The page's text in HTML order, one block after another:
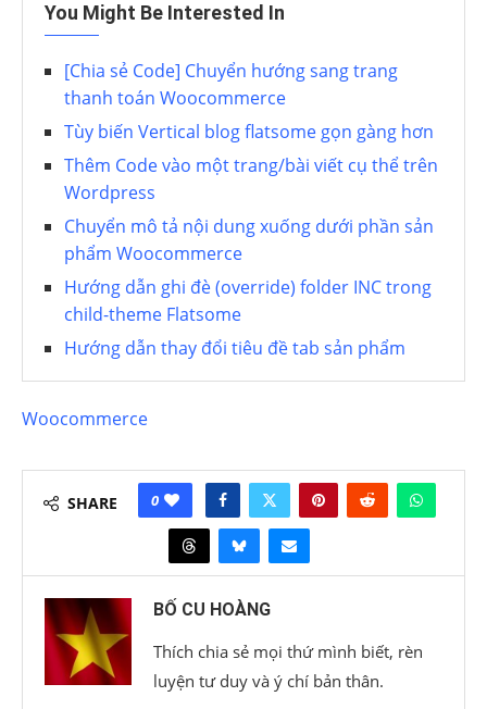
You Might Be Interested In
[Chia sẻ Code] Chuyển hướng sang trang
thanh toán Woocommerce
Tùy biến Vertical blog flatsome gọn gàng hơn
Thêm Code vào một trang/bài viết cụ thể trên
Wordpress
Chuyển mô tả nội dung xuống dưới phần sản
phẩm Woocommerce
Hướng dẫn ghi đè (override) folder INC trong
child-theme Flatsome
Hướng dẫn thay đổi tiêu đề tab sản phẩm
Woocommerce
SHARE 0
BỐ CU HOÀNG
Thích chia sẻ mọi thứ mình biết, rèn
luyện tư duy và ý chí bản thân.